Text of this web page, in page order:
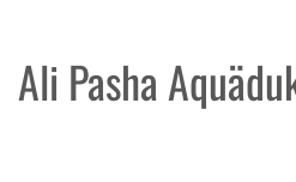
Ali Pasha